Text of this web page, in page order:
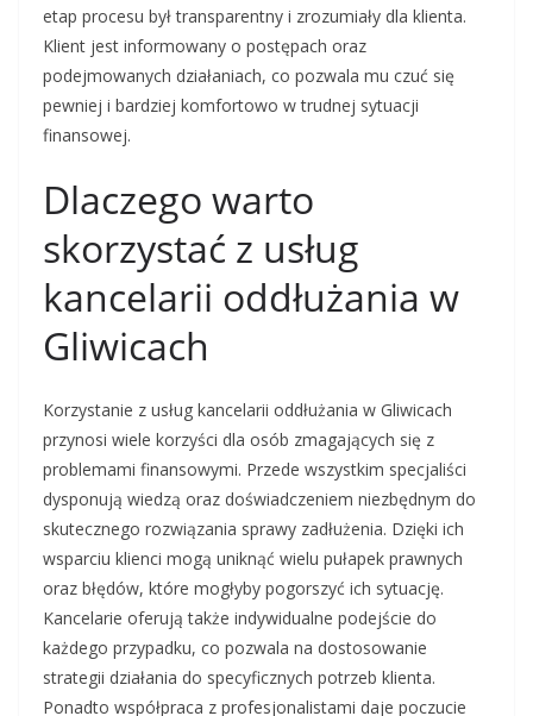
etap procesu był transparentny i zrozumiały dla klienta.
Klient jest informowany o postępach oraz
podejmowanych działaniach, co pozwala mu czuć się
pewniej i bardziej komfortowo w trudnej sytuacji
finansowej.
Dlaczego warto
skorzystać z usług
kancelarii oddłużania w
Gliwicach
Korzystanie z usług kancelarii oddłużania w Gliwicach
przynosi wiele korzyści dla osób zmagających się z
problemami finansowymi. Przede wszystkim specjaliści
dysponują wiedzą oraz doświadczeniem niezbędnym do
skutecznego rozwiązania sprawy zadłużenia. Dzięki ich
wsparciu klienci mogą uniknąć wielu pułapek prawnych
oraz błędów, które mogłyby pogorszyć ich sytuację.
Kancelarie oferują także indywidualne podejście do
każdego przypadku, co pozwala na dostosowanie
strategii działania do specyficznych potrzeb klienta.
Ponadto współpraca z profesjonalistami daje poczucie